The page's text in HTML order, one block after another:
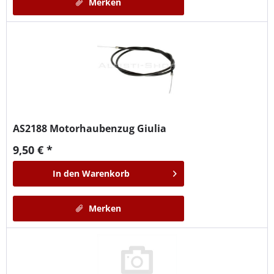
AS2188 Motorhaubenzug Giulia
9,50 € *
In den Warenkorb
Merken